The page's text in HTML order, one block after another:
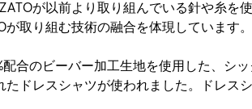
が以前より取り組んでいる針や糸を
取り組む技術の融合を体現していま
合のビーバー加工生地を使用した、シ
ドレスシャツが使われました。ドレス